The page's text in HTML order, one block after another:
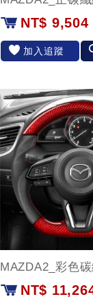
NT$ 9,504
加入追蹤
MAZDA2_彩色
NT$